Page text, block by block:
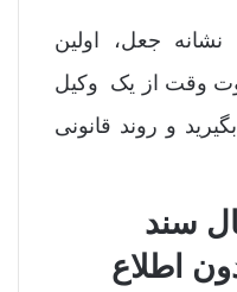
جعل، اولین
وقت از یک وکیل
و روند قانونی
سند
اطلاع